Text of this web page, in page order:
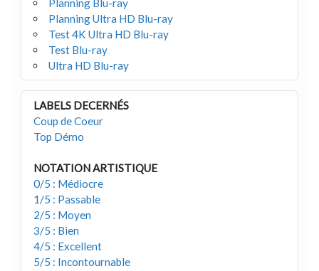
Planning Blu-ray
Planning Ultra HD Blu-ray
Test 4K Ultra HD Blu-ray
Test Blu-ray
Ultra HD Blu-ray
LABELS DECERNÉS
Coup de Coeur
Top Démo
NOTATION ARTISTIQUE
0/5 : Médiocre
1/5 : Passable
2/5 : Moyen
3/5 : Bien
4/5 : Excellent
5/5 : Incontournable